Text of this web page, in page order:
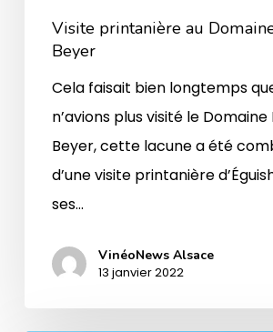
Visite printanière au
Beyer
Cela faisait bien longtemps
n’avions plus visité le Domaine
Beyer, cette lacune a été
d’une visite printanière
ses…
VinéoNews Alsace
13 janvier 2022